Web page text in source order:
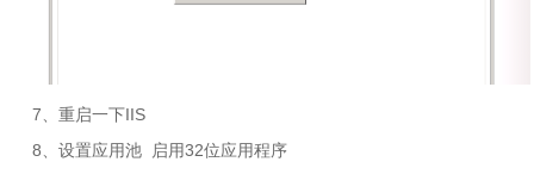
7、重启一下IIS
8、设置应用池
启用32位应用程序